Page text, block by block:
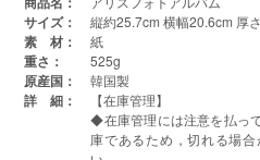
サイズ： 縦約25.7cm 横幅20.6cm 厚
素 材： 紙
重さ： 525g
原産国： 韓国製
詳 細：
【在庫管理】
◆在庫管理には注意を払っ
庫であるため，切れる場